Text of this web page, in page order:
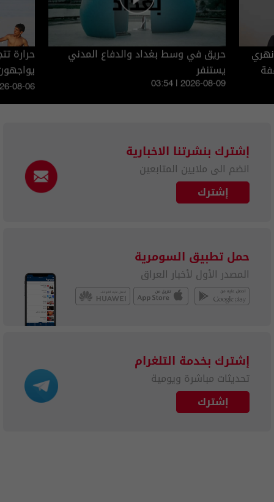
حريق في وسط بغداد والدفاع المدني
يستنفر
03:54 | 2026-08-09
08-06
إشترك بنشرتنا الاخبارية
انضم الى ملايين المتابعين
إشترك
حمل تطبيق السومرية
المصدر الأول لأخبار العراق
إشترك بخدمة التلغرام
تحديثات مباشرة ويومية
إشترك